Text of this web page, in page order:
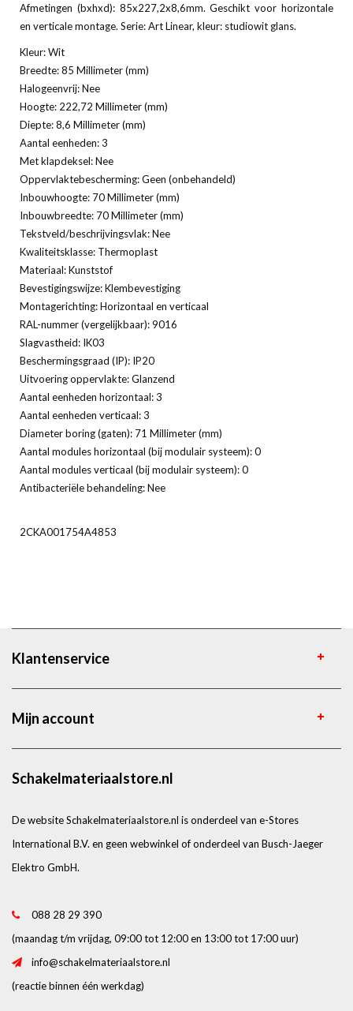
Afmetingen (bxhxd): 85x227,2x8,6mm. Geschikt voor horizontale
en verticale montage. Serie: Art Linear, kleur: studiowit glans.
Kleur: Wit
Breedte: 85 Millimeter (mm)
Halogeenvrij: Nee
Hoogte: 222,72 Millimeter (mm)
Diepte: 8,6 Millimeter (mm)
Aantal eenheden: 3
Met klapdeksel: Nee
Oppervlaktebescherming: Geen (onbehandeld)
Inbouwhoogte: 70 Millimeter (mm)
Inbouwbreedte: 70 Millimeter (mm)
Tekstveld/beschrijvingsvlak: Nee
Kwaliteitsklasse: Thermoplast
Materiaal: Kunststof
Bevestigingswijze: Klembevestiging
Montagerichting: Horizontaal en verticaal
RAL-nummer (vergelijkbaar): 9016
Slagvastheid: IK03
Beschermingsgraad (IP): IP20
Uitvoering oppervlakte: Glanzend
Aantal eenheden horizontaal: 3
Aantal eenheden verticaal: 3
Diameter boring (gaten): 71 Millimeter (mm)
Aantal modules horizontaal (bij modulair systeem): 0
Aantal modules verticaal (bij modulair systeem): 0
Antibacteriële behandeling: Nee
2CKA001754A4853
Klantenservice
Mijn account
Schakelmateriaalstore.nl
De website Schakelmateriaalstore.nl is onderdeel van e-Stores
International B.V. en geen webwinkel of onderdeel van Busch-Jaeger
Elektro GmbH.
088 28 29 390
(maandag t/m vrijdag, 09:00 tot 12:00 en 13:00 tot 17:00 uur)
info@schakelmateriaalstore.nl
(reactie binnen één werkdag)